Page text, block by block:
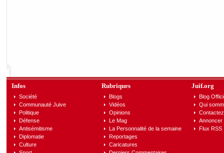
Infos
Société
Communauté Juive
Politique
Défense
Antisémitisme
Diplomatie
Culture
Rubriques
Blogs
Vidéos
Opinions
Le Mag
La Personnalité de la semaine
Reportages
Caricatures
Juif.org
Blog
Qui
Annoncer
Flux RSS